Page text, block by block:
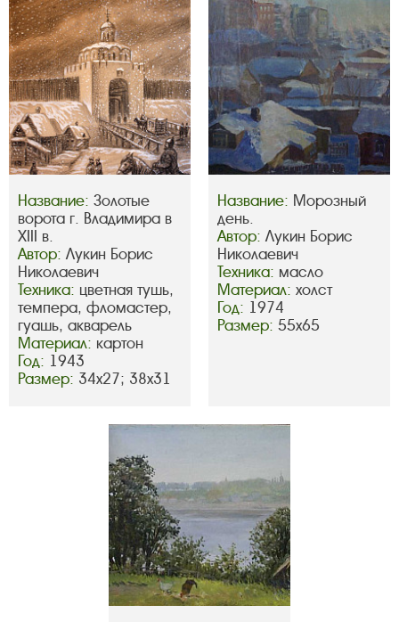
Название: Золотые
ворота г. Владимира в
XIII в.
Автор: Лукин Борис
Николаевич
Техника: цветная тушь,
темпера, фломастер,
гуашь, акварель
Материал: картон
Год: 1943
Размер: 34х27; 38х31
Название: Морозный
день.
Автор: Лукин Борис
Николаевич
Техника: масло
Материал: холст
Год: 1974
Размер: 55х65